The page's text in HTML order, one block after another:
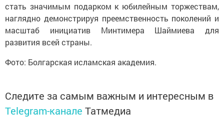
стать значимым подарком к юбилейным торжествам,
наглядно демонстрируя преемственность поколений и
масштаб инициатив Минтимера Шаймиева для
развития всей страны.
Фото: Болгарская исламская академия.
Следите за самым важным и интересным в
Telegram-канале Татмедиа